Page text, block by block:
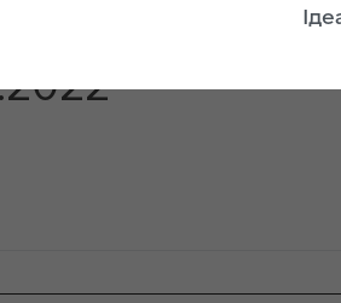
області